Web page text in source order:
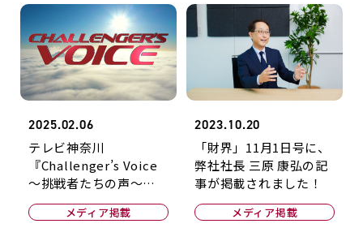
2025.02.06
テレビ神奈川
『Challenger’s Voice
～挑戦者たちの声～』
にナガセビューティケ
ァが出演！メディア掲載
2023.10.20
「財界」11月1日号に、
弊社社長 三原 康弘の記
事が掲載されました！
メディア掲載